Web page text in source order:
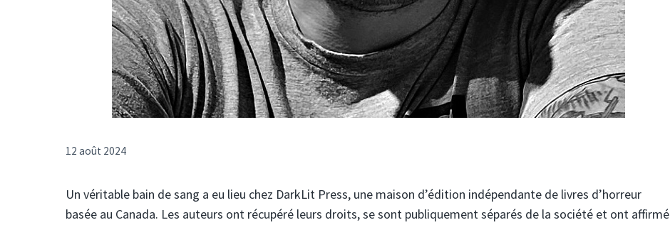
12 août 2024
Un véritable bain de sang a eu lieu chez DarkLit Press, une maison d’édition indépendante de livres d’horreur
basée au Canada. Les auteurs ont récupéré leurs droits, se sont publiquement séparés de la société et ont affirmé